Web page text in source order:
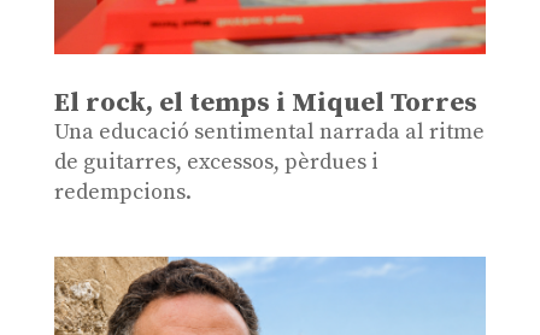
El rock, el temps i Miquel Torres
Una educació sentimental narrada al ritme
de guitarres, excessos, pèrdues i
redempcions.